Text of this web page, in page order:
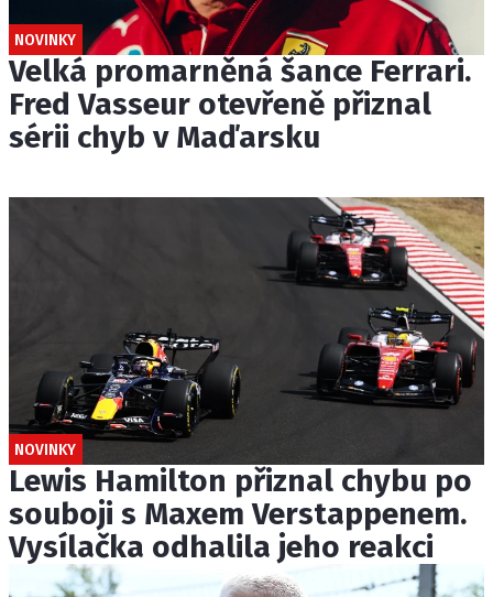
NOVINKY
Velká promarněná šance Ferrari.
Fred Vasseur otevřeně přiznal
sérii chyb v Maďarsku
NOVINKY
Lewis Hamilton přiznal chybu po
souboji s Maxem Verstappenem.
Vysílačka odhalila jeho reakci